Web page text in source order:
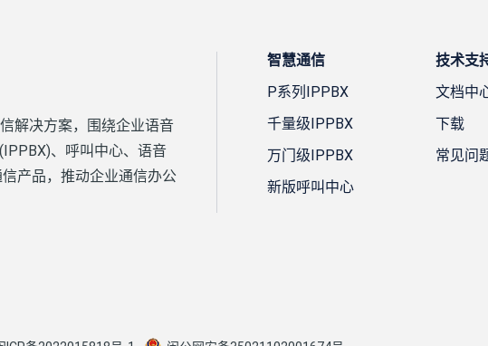
解决方案，围绕企业语音
、呼叫中心、语音
产品，推动企业通信办公
智慧通信
P系列IPPBX
千量级IPPBX
万门级IPPBX
新版呼叫中心
技术支
文档中
下载
常见问